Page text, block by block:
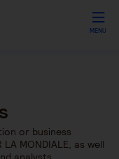
MENU
or business
MONDIALE, as well